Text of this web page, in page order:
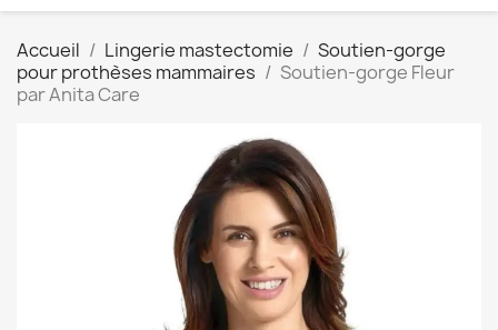
Accueil Lingerie mastectomie
Soutien-gorge
pour prothèses mammaires
Soutien-gorge Fleur
par Anita Care